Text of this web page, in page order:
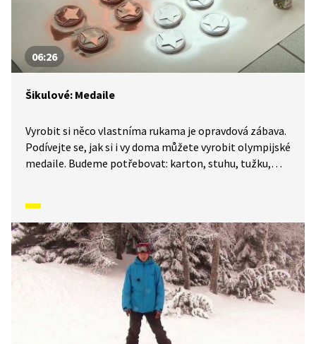
06:26
Šikulové: Medaile
Vyrobit si něco vlastníma rukama je opravdová zábava.
Podívejte se, jak si i vy doma můžete vyrobit olympijské
medaile. Budeme potřebovat: karton, stuhu, tužku,